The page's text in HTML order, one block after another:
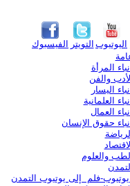
الفيسبوك التويتر اليوتيوب
المرأة
والفن
اليسار
العلمانية
العمال
حقوق الإنسان
والعلوم
فلم إلى يوتيوب التمدن